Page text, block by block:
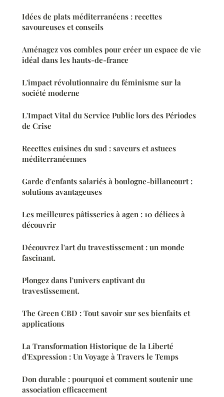
Idées de plats méditerranéens : recettes
savoureuses et conseils
Aménagez vos combles pour créer un espace de vie
idéal dans les hauts-de-france
L'impact révolutionnaire du féminisme sur la
société moderne
L'Impact Vital du Service Public lors des Périodes
de Crise
Recettes cuisines du sud : saveurs et astuces
méditerranéennes
Garde d'enfants salariés à boulogne-billancourt :
solutions avantageuses
Les meilleures pâtisseries à agen : 10 délices à
découvrir
Découvrez l'art du travestissement : un monde
fascinant.
Plongez dans l'univers captivant du
travestissement.
The Green CBD : Tout savoir sur ses bienfaits et
applications
La Transformation Historique de la Liberté
d'Expression : Un Voyage à Travers le Temps
Don durable : pourquoi et comment soutenir une
association efficacement